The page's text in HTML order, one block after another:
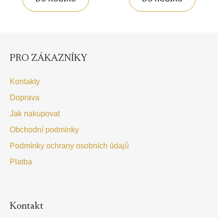
PRO ZÁKAZNÍKY
Kontakty
Doprava
Jak nakupovat
Obchodní podmínky
Podmínky ochrany osobních údajů
Platba
Kontakt